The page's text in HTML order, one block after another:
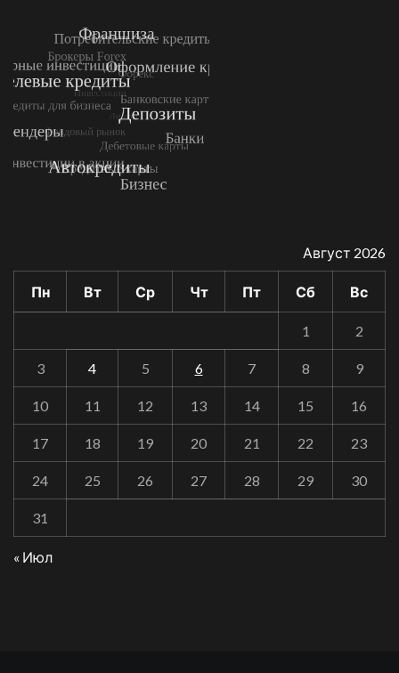
Август 2026
Пн Вт Ср Чт Пт Сб Вс
1 2
3 4 5 6 7 8 9
10 11 12 13 14 15 16
17 18 19 20 21 22 23
24 25 26 27 28 29 30
31
« Июл